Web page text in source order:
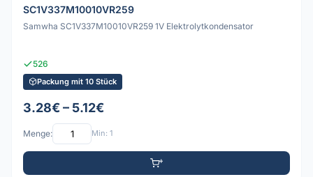
SC1V337M10010VR259
Samwha SC1V337M10010VR259 1V Elektrolytkondensator
526
Packung mit 10 Stück
3.28€ – 5.12€
Menge: Min: 1